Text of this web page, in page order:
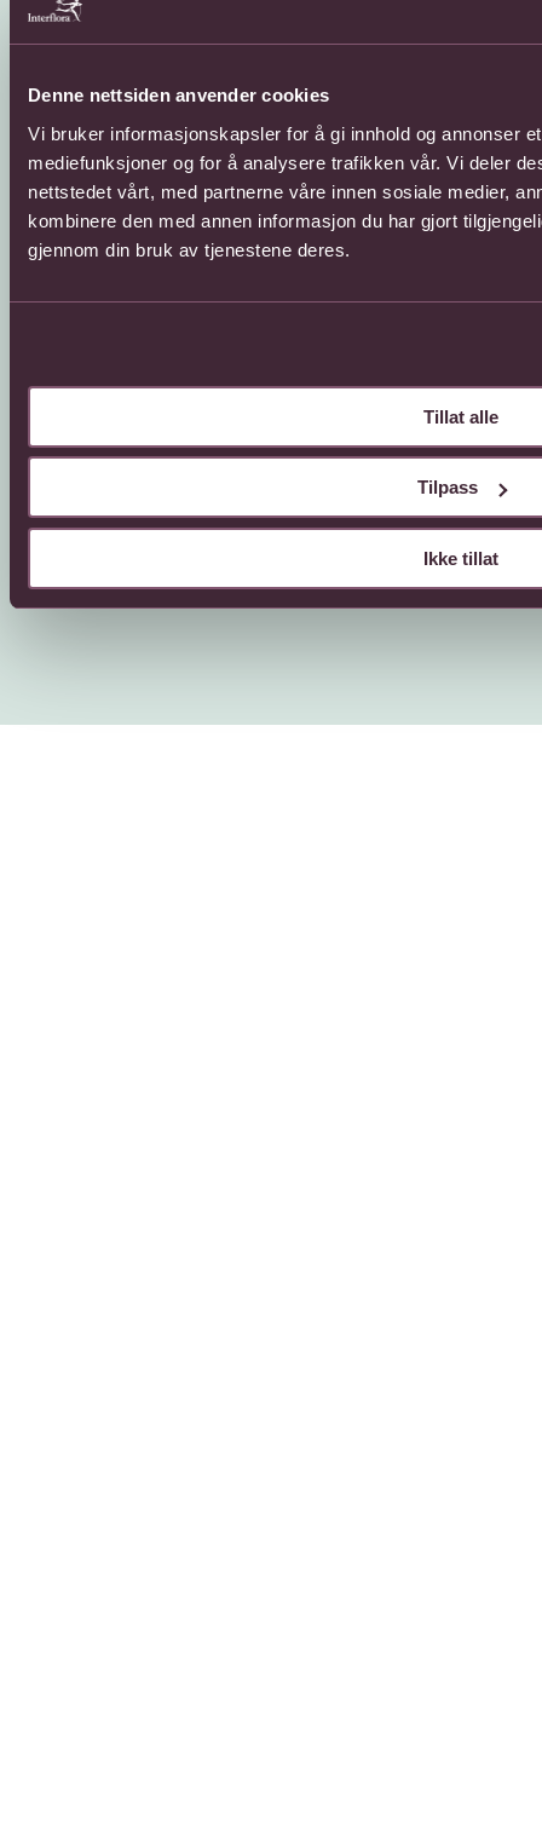
Denne nettsiden anvender cookies
Vi bruker informasjonskapsler for å gi innhold og annonser
mediefunksjoner og for å analysere trafikken vår. Vi deler
nettstedet vårt, med partnerne våre innen sosiale medier,
kombinere den med annen informasjon du har gjort
gjennom din bruk av tjenestene deres.
Tillat alle
Tilpass
Ikke tillat
Facebook
Instagram
YouTube
© 2026 Interflora Norge SA
Billingstadsletta 13, 1396 Billingstad